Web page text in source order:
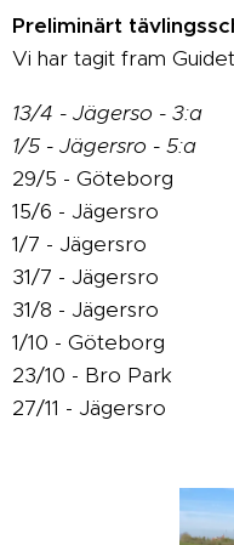
Preliminärt
Vi har tagit fram
13/4 - Jägerso - 3:a
1/5 - Jägersro - 5:a
29/5 - Göteborg
15/6 - Jägersro
1/7 - Jägersro
31/7 - Jägersro
31/8 - Jägersro
1/10 - Göteborg
23/10 - Bro Park
27/11 - Jägersro